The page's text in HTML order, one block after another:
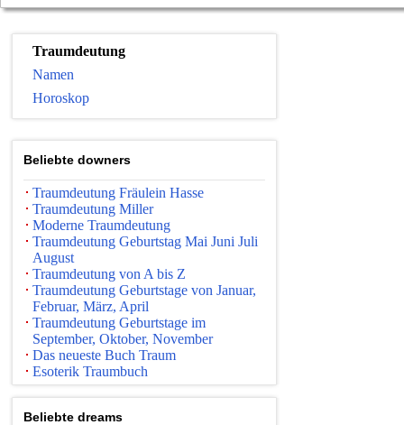
Traumdeutung
Namen
Horoskop
Beliebte downers
Traumdeutung Fräulein Hasse
Traumdeutung Miller
Moderne Traumdeutung
Traumdeutung Geburtstag Mai Juni Juli
August
Traumdeutung von A bis Z
Traumdeutung Geburtstage von Januar,
Februar, März, April
Traumdeutung Geburtstage im
September, Oktober, November
Das neueste Buch Traum
Esoterik Traumbuch
Beliebte dreams